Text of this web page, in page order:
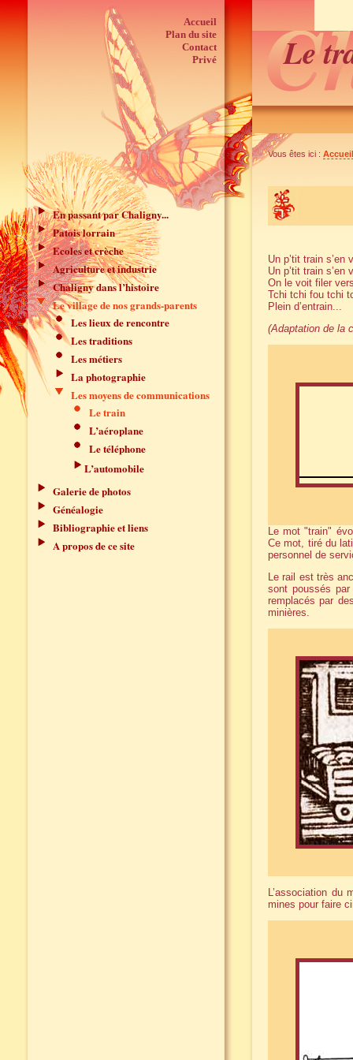
Le
Vous êtes ici : Accueil
Un p’tit train s’en
Un p’tit train s’en
On le voit filer
Tchi tchi fou tchi
Plein d’entrain...
(Adaptation de la
Le mot "train"
Ce mot, tiré du
personnel de
Le rail est très
sont poussés
remplacés par
minières.
L’association du
mines pour faire
Accueil
Plan du site
Contact
Privé
En passant par Chaligny...
Patois lorrain
Ecoles et crèche
Agriculture et industrie
Chaligny dans l’histoire
Le village de nos grands-parents
Les lieux de rencontre
Les traditions
Les métiers
La photographie
Les moyens de communications
Le train
L’aéroplane
Le téléphone
L’automobile
Galerie de photos
Généalogie
Bibliographie et liens
A propos de ce site